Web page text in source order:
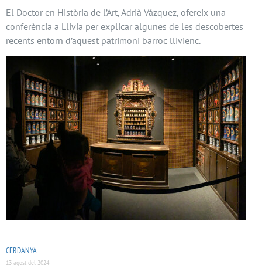
El Doctor en Història de l’Art, Adrià Vázquez, ofereix una
conferència a Llívia per explicar algunes de les descobertes
recents entorn d’aquest patrimoni barroc llivienc.
CERDANYA
13 agost del 2024